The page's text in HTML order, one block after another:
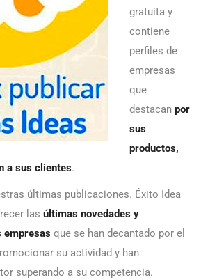
gratuita y
contiene
perfiles de
empresas
que
destacan por
sus
productos,
a sus clientes.
últimas publicaciones. Éxito Idea
las últimas novedades y
empresas que se han decantado por el
su actividad y han
superando a su competencia.